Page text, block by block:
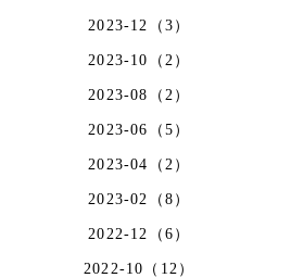
2023-12（3）
2023-10（2）
2023-08（2）
2023-06（5）
2023-04（2）
2023-02（8）
2022-12（6）
2022-10（12）